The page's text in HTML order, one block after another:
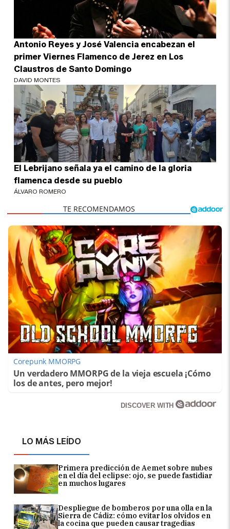
LO MÁS LEÍDO
Primera predicción de Aemet sobre nubes
en el día del eclipse: ojo, se puede fastidiar
en muchos lugares
Despliegue de bomberos por una olla en la
Sierra de Cádiz: cómo evitar los olvidos en
la cocina que pueden causar tragedias
Antonio Reyes y José Valencia encabezan el
primer Viernes Flamenco de Jerez en Los
Claustros de Santo Domingo
DAVID MONTES
El Lebrijano señala ya el camino de la gloria
flamenca desde su pueblo
ÁLVARO ROMERO
Corepunk MMORPG
Un verdadero MMORPG de la vieja escuela ¡Cómo
los de antes, pero mejor!
DISCOVER WITH